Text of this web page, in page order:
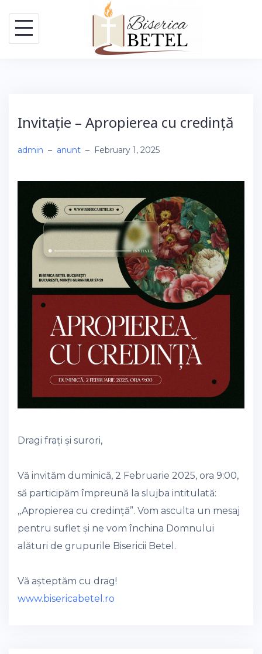
content
Invitație – Apropierea cu credință
admin – anunt – February 1, 2025
Dragi frați și surori,
Vă invităm duminică, 2 Februarie 2025, ora 9:00,
să participăm împreună la slujba intitulată:
,,Apropierea cu credință”. Vom asculta un mesaj
pentru suflet și ne vom închina Domnului
alături de grupurile Bisericii Betel.
Vă așteptăm cu drag!
www.bisericabetel.ro